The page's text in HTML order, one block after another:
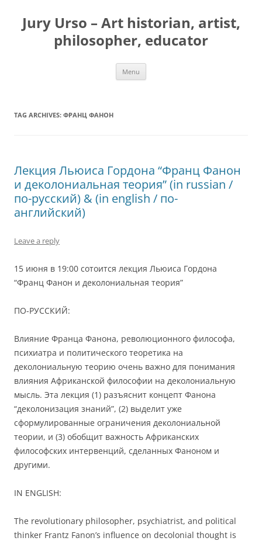
Jury Urso – Art historian, artist,
philosopher, educator
Menu
TAG ARCHIVES: ФРАНЦ ФАНОН
Лекция Льюиса Гордона “Франц Фанон
и деколониальная теория” (in russian /
по-русский) & (in english / по-
английский)
Leave a reply
15 июня в 19:00 сотоится лекция Льюиса Гордона
“Франц Фанон и деколониальная теория”
ПО-РУССКИЙ:
Влияние Франца Фанона, революционного философа,
психиатра и политического теоретика на
деколониальную теорию очень важно для понимания
влияния Африканской философии на деколониальную
мысль. Эта лекция (1) разъяснит концепт Фанона
“деколонизация знаний”, (2) выделит уже
сформулированные ограничения деколониальной
теории, и (3) обобщит важность Африканских
философских интервенций, сделанных Фаноном и
другими.
IN ENGLISH:
The revolutionary philosopher, psychiatrist, and political
thinker Frantz Fanon’s influence on decolonial thought is